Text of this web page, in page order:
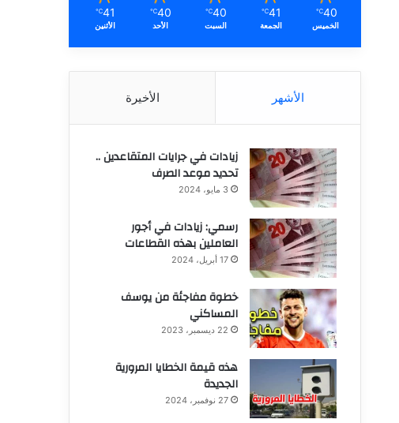
40
℃
الخميس
41
℃
الجمعة
40
℃
السبت
40
℃
الأحد
41
℃
الأثنين
الأشهر الأخيرة
زيادات في جرايات المتقاعدين ..
تحديد موعد الصرف
3 مايو، 2024
رسمي: زيادات في أجور
العاملين بهذه القطاعات
17 أبريل، 2024
خطوة مفاجئة من يوسف
المساكني
22 ديسمبر، 2023
هذه قيمة الخطايا المرورية
الجديدة
27 نوفمبر، 2024